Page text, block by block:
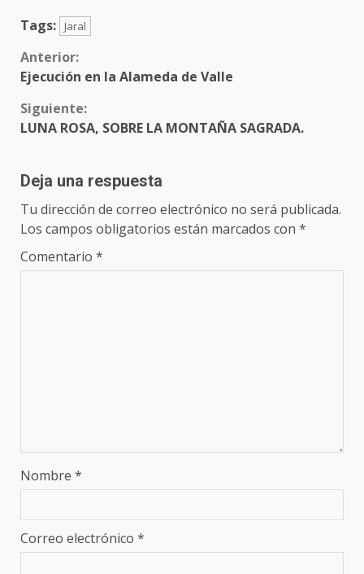
Tags: Jaral
Sigue
leyendo
Anterior:
Ejecución en la Alameda de Valle
Siguiente:
LUNA ROSA, SOBRE LA MONTAÑA SAGRADA.
Deja una respuesta
Tu dirección de correo electrónico no será publicada.
Los campos obligatorios están marcados con *
Comentario *
Nombre *
Correo electrónico *